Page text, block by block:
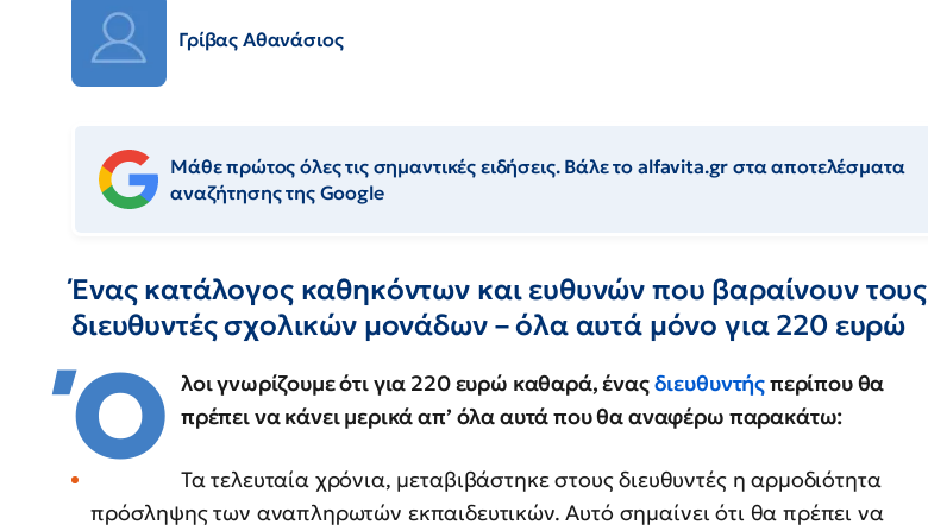
Γρίβας Αθανάσιος
Μάθε πρώτος όλες τις σημαντικές ειδήσεις. Βάλε το alfavita.gr στα αποτελέσματα
αναζήτησης της Google
Ένας κατάλογος καθηκόντων και ευθυνών που βαραίνουν τους
διευθυντές σχολικών μονάδων – όλα αυτά μόνο για 220 ευρώ
Ό λοι γνωρίζουμε ότι για 220 ευρώ καθαρά, έναςδιευθυντήςπερίπου θα
πρέπει να κάνει μερικά απ’ όλα αυτά που θα αναφέρω παρακάτω:
Τα τελευταία χρόνια, μεταβιβάστηκε στους διευθυντές η αρμοδιότητα
πρόσληψης των αναπληρωτών εκπαιδευτικών. Αυτό σημαίνει ότι θα πρέπει να